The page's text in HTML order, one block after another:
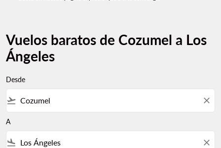
Vuelos baratos de Cozumel a Los
Ángeles
Desde
flight_takeoff close
A
flight_land close